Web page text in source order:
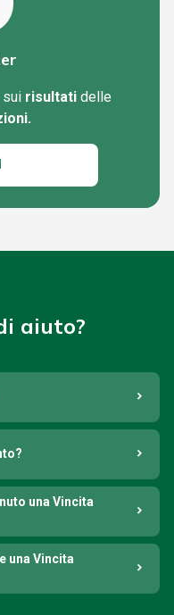
sui risultati delle
aiuto?
una Vincita
una Vincita